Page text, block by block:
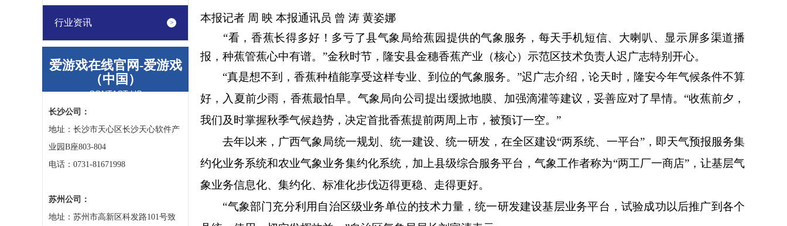
行业资讯
爱游戏在线官网-爱游戏
（中国）
CONTACT US
长沙公司：
地址：长沙市天心区长沙天心软件产
业园B座803-804
电话：0731-81671998
苏州公司：
地址：苏州市高新区科发路101号致
本报记者 周 映 本报通讯员 曾 涛 黄姿娜
“看，香蕉长得多好！多亏了县气象局给蕉园提供的气象服务，每天手机短信、大喇叭、显示屏多渠道播
报，种蕉管蕉心中有谱。”金秋时节，隆安县金穗香蕉产业（核心）示范区技术负责人迟广志特别开心。
“真是想不到，香蕉种植能享受这样专业、到位的气象服务。”迟广志介绍，论天时，隆安今年气候条件不算
好，入夏前少雨，香蕉最怕旱。气象局向公司提出缓掀地膜、加强滴灌等建议，妥善应对了旱情。“收蕉前夕，
我们及时掌握秋季气候趋势，决定首批香蕉提前两周上市，被预订一空。”
去年以来，广西气象局统一规划、统一建设、统一研发，在全区建设“两系统、一平台”，即天气预报服务集
约化业务系统和农业气象业务集约化系统，加上县级综合服务平台，气象工作者称为“两工厂一商店”，让基层气
象业务信息化、集约化、标准化步伐迈得更稳、走得更好。
“气象部门充分利用自治区级业务单位的技术力量，统一研发建设基层业务平台，试验成功以后推广到各个